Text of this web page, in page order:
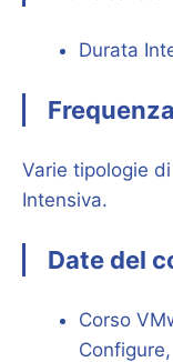
Durata
Frequenza
Varie tipologie
Intensiva.
Date del
Corso